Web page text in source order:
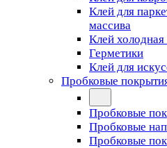
Клей для
массива
Клей холодная
Герметики
Клей для
Пробковые
Пробковые
Пробковые
Пробковые